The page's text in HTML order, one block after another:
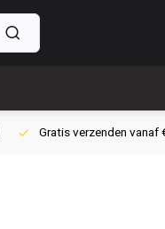
Gratis verzenden vanaf